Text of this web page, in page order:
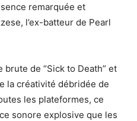
remarquée et
l’ex-batteur de Pearl
brute de “Sick to Death” et
la créativité débridée de
les plateformes, ce
sonore explosive que les